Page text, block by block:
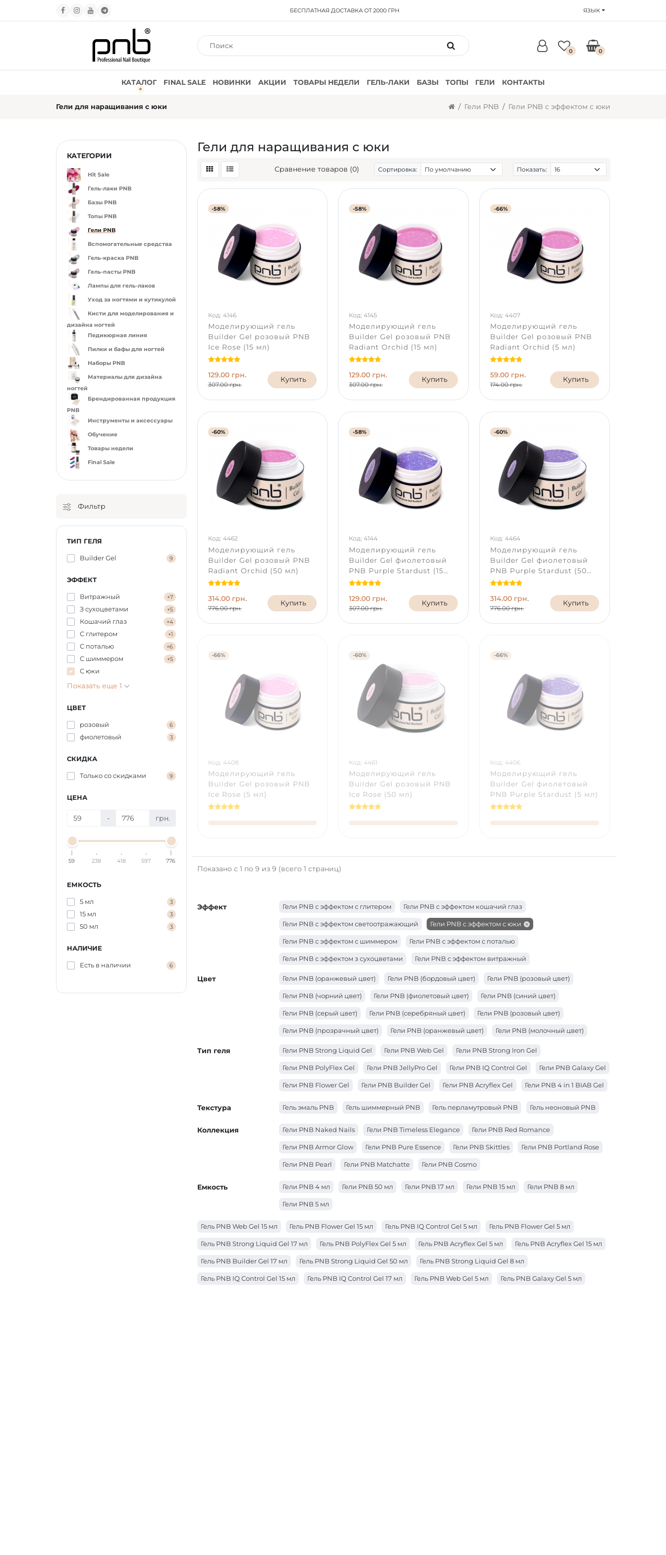
БЕСПЛАТНАЯ ДОСТАВКА ОТ 2000 ГРН ЯЗЫК
0 0
КАТАЛОГ FINAL SALE НОВИНКИ АКЦИИ ТОВАРЫ НЕДЕЛИ ГЕЛЬ-ЛАКИ БАЗЫ ТОПЫ ГЕЛИ КОНТАКТЫ
Гели для наращивания с юки Гели PNB Гели PNB с эффектом с юки
КАТЕГОРИИ
Hit Sale
Гель-лаки PNB
Базы PNB
Топы PNB
Гели PNB
Вспомогательные средства
Гель-краска PNB
Гель-пасты PNB
Лампы для гель-лаков
Уход за ногтями и кутикулой
Кисти для моделирования и
дизайна ногтей
Педикюрная линия
Пилки и бафы для ногтей
Наборы PNB
Материалы для дизайна
ногтей
Брендированная продукция
PNB
Инструменты и аксессуары
Обучение
Товары недели
Final Sale
Фильтр
ТИП ГЕЛЯ
Builder Gel 9
ЭФФЕКТ
Витражный +7
З сухоцветами +5
Кошачий глаз +4
С глитером +1
С поталью +6
С шиммером +5
С юки
Показать еще 1
ЦВЕТ
розовый 6
фиолетовый 3
СКИДКА
Только со cкидками 9
ЦЕНА
- грн.
59 238 418 597 776
ЕМКОСТЬ
5 мл 3
15 мл 3
50 мл 3
НАЛИЧИЕ
Есть в наличии 6
Гели для наращивания с юки
Сравнение товаров (0) Сортировка: Показать:
-58%
Код: 4146
Моделирующий гель
Builder Gel розовый PNB
Ice Rose (15 мл)
129.00 грн.
307.00 грн.
Купить
-58%
Код: 4145
Моделирующий гель
Builder Gel розовый PNB
Radiant Orchid (15 мл)
129.00 грн.
307.00 грн.
Купить
-66%
Код: 4407
Моделирующий гель
Builder Gel розовый PNB
Radiant Orchid (5 мл)
59.00 грн.
174.00 грн.
Купить
-60%
Код: 4462
Моделирующий гель
Builder Gel розовый PNB
Radiant Orchid (50 мл)
314.00 грн.
776.00 грн.
Купить
-58%
Код: 4144
Моделирующий гель
Builder Gel фиолетовый
PNB Purple Stardust (15
мл)
129.00 грн.
307.00 грн.
Купить
-60%
Код: 4464
Моделирующий гель
Builder Gel фиолетовый
PNB Purple Stardust (50
мл)
314.00 грн.
776.00 грн.
Купить
-66%
Код: 4408
Моделирующий гель
Builder Gel розовый PNB
Ice Rose (5 мл)
-60%
Код: 4461
Моделирующий гель
Builder Gel розовый PNB
Ice Rose (50 мл)
-66%
Код: 4406
Моделирующий гель
Builder Gel фиолетовый
PNB Purple Stardust (5 мл)
Показано с 1 по 9 из 9 (всего 1 страниц)
Эффект Гели PNB с эффектом с глитером Гели PNB с эффектом кошачий глаз
Гели PNB с эффектом светоотражающий Гели PNB с эффектом с юки
Гели PNB с эффектом с шиммером Гели PNB с эффектом с поталью
Гели PNB с эффектом з сухоцветами Гели PNB с эффектом витражный
Цвет Гели PNB (оранжевый цвет) Гели PNB (бордовый цвет) Гели PNB (розовый цвет)
Гели PNB (чорний цвет) Гели PNB (фиолетовый цвет) Гели PNB (синий цвет)
Гели PNB (серый цвет) Гели PNB (серебряный цвет) Гели PNB (розовый цвет)
Гели PNB (прозрачный цвет) Гели PNB (оранжевый цвет) Гели PNB (молочный цвет)
Гели PNB (красный цвет) Гели PNB (коричневый цвет) Гели PNB (коралловый цвет)
Гели PNB (золотой цвет) Гели PNB (зеленый цвет) Гели PNB (желтый цвет)
Гели PNB (голубой цвет) Гели PNB (белый цвет) Гели PNB (бежевый цвет)
Тип геля Гели PNB Strong Liquid Gel Гели PNB Web Gel Гели PNB Strong Iron Gel
Гели PNB PolyFlex Gel Гели PNB JellyPro Gel Гели PNB IQ Control Gel Гели PNB Galaxy Gel
Гели PNB Flower Gel Гели PNB Builder Gel Гели PNB Acryflex Gel Гели PNB 4 in 1 BIAB Gel
Текстура Гель эмаль PNB Гель шиммерный PNB Гель перламутровый PNB Гель неоновый PNB
Коллекция Гели PNB Naked Nails Гели PNB Timeless Elegance Гели PNB Red Romance
Гели PNB Armor Glow Гели PNB Pure Essence Гели PNB Skittles Гели PNB Portland Rose
Гели PNB Pearl Гели PNB Matchatte Гели PNB Cosmo
Емкость Гели PNB 4 мл Гели PNB 50 мл Гели PNB 17 мл Гели PNB 15 мл Гели PNB 8 мл
Гели PNB 5 мл
Гель PNB Web Gel 15 мл Гель PNB Flower Gel 15 мл Гель PNB IQ Control Gel 5 мл Гель PNB Flower Gel 5 мл
Гель PNB Strong Liquid Gel 17 мл Гель PNB PolyFlex Gel 5 мл Гель PNB Acryflex Gel 5 мл Гель PNB Acryflex Gel 15 мл
Гель PNB Builder Gel 17 мл Гель PNB Strong Liquid Gel 50 мл Гель PNB Strong Liquid Gel 8 мл
Гель PNB IQ Control Gel 15 мл Гель PNB IQ Control Gel 17 мл Гель PNB Web Gel 5 мл Гель PNB Galaxy Gel 5 мл